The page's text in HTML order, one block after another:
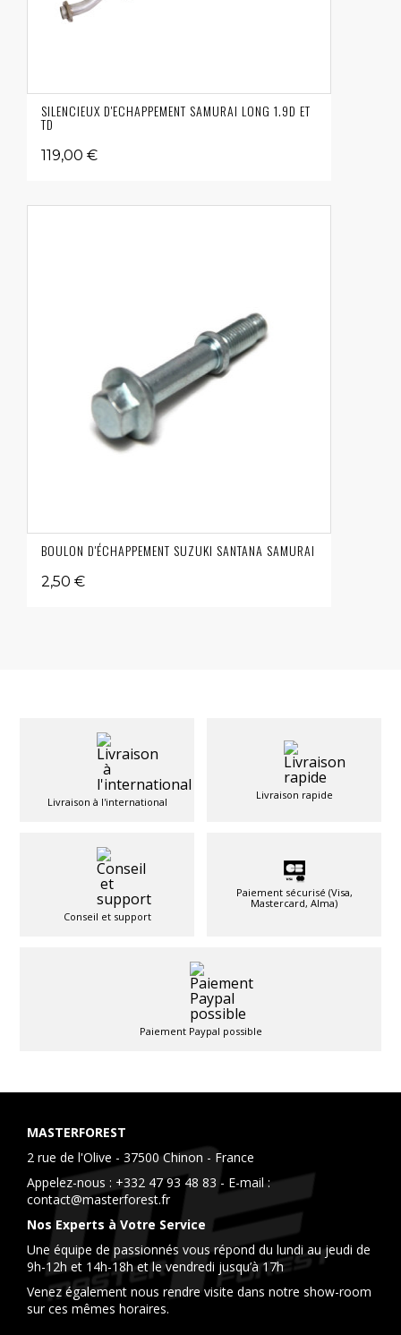
SILENCIEUX D'ECHAPPEMENT SAMURAI LONG 1.9D ET
TD
119,00 €
BOULON D'ÉCHAPPEMENT SUZUKI SANTANA SAMURAI
2,50 €
Livraison à l'international
Livraison rapide
Conseil et support
Paiement sécurisé (Visa,
Mastercard, Alma)
Paiement Paypal possible
MASTERFOREST
2 rue de l'Olive - 37500 Chinon - France
Appelez-nous : +332 47 93 48 83 - E-mail :
contact@masterforest.fr
Nos Experts à Votre Service
Une équipe de passionnés vous répond du lundi au jeudi de
9h-12h et 14h-18h et le vendredi jusqu’à 17h
Venez également nous rendre visite dans notre show-room
sur ces mêmes horaires.